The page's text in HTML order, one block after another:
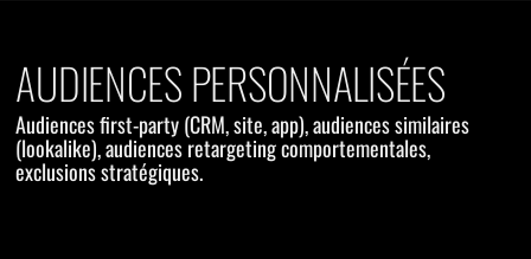
AUDIENCES PERSONNALISÉES
Audiences first-party (CRM, site, app), audiences similaires
(lookalike), audiences retargeting comportementales,
exclusions stratégiques.